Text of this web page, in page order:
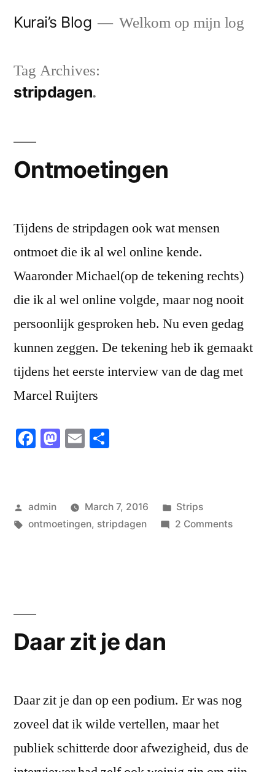
Kurai’s Blog Welkom op mijn log
Tag Archives:
stripdagen
Ontmoetingen
Tijdens de stripdagen ook wat mensen
ontmoet die ik al wel online kende.
Waaronder Michael(op de tekening rechts)
die ik al wel online volgde, maar nog nooit
persoonlijk gesproken heb. Nu even gedag
kunnen zeggen. De tekening heb ik gemaakt
tijdens het eerste interview van de dag met
Marcel Ruijters
Facebook
Mastodon
Email
Posted
by
admin March 7, 2016
Posted
in
Strips
Tags:
ontmoetingen, stripdagen 2 Commentson
Daar zit je dan
Daar zit je dan op een podium. Er was nog
zoveel dat ik wilde vertellen, maar het
publiek schitterde door afwezigheid, dus de